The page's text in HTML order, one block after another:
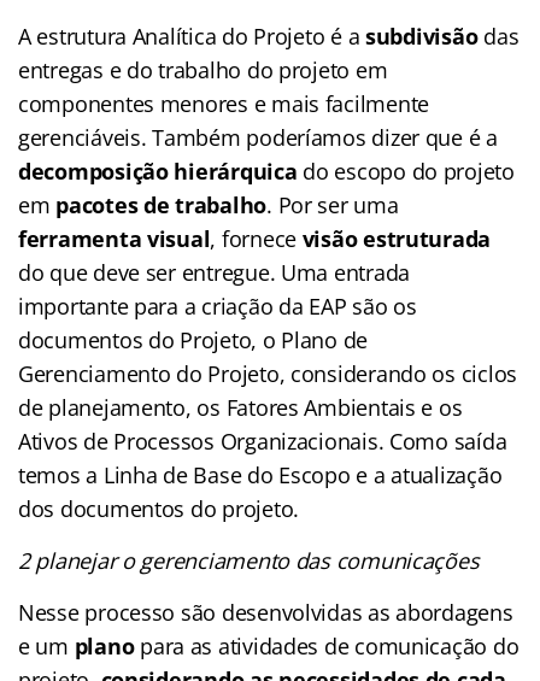
A estrutura Analítica do Projeto é asubdivisãodas
entregas e do trabalho do projeto em
componentes menores e mais facilmente
gerenciáveis. Também poderíamos dizer que é a
decomposição hierárquica do escopo do projeto
em pacotes de trabalho. Por ser uma
ferramenta visual, fornece visão estruturada
do que deve ser entregue. Uma entrada
importante para a criação da EAP são os
documentos do Projeto, o Plano de
Gerenciamento do Projeto, considerando os ciclos
de planejamento, os Fatores Ambientais e os
Ativos de Processos Organizacionais. Como saída
temos a Linha de Base do Escopo e a atualização
dos documentos do projeto.
2 planejar o gerenciamento das comunicações
Nesse processo são desenvolvidas as abordagens
e um planopara as atividades de comunicação do